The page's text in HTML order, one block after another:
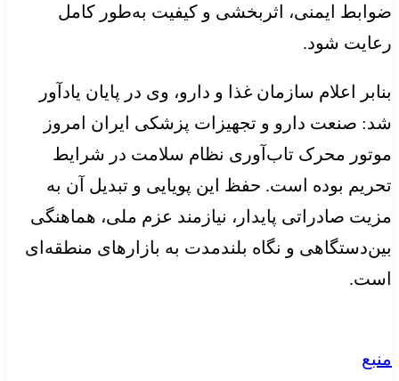
ضوابط ایمنی، اثربخشی و کیفیت به‌طور کامل
رعایت شود.
بنابر اعلام سازمان غذا و دارو، وی در پایان یادآور
شد: صنعت دارو و تجهیزات پزشکی ایران امروز
موتور محرک تاب‌آوری نظام سلامت در شرایط
تحریم بوده است. حفظ این پویایی و تبدیل آن به
مزیت صادراتی پایدار، نیازمند عزم ملی، هماهنگی
بین‌دستگاهی و نگاه بلندمدت به بازارهای منطقه‌ای
است.
منبع